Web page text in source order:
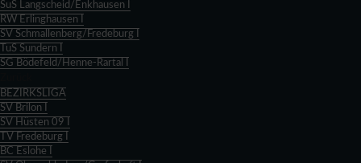
SuS Langscheid/Enkhausen I
RW Erlinghausen I
SV Schmallenberg/Fredeburg I
TuS Sundern I
SG Bödefeld/Henne-Rartal I
BEZIRKSLIGA
SV Brilon I
SV Hüsten 09 I
TV Fredeburg I
BC Eslohe I